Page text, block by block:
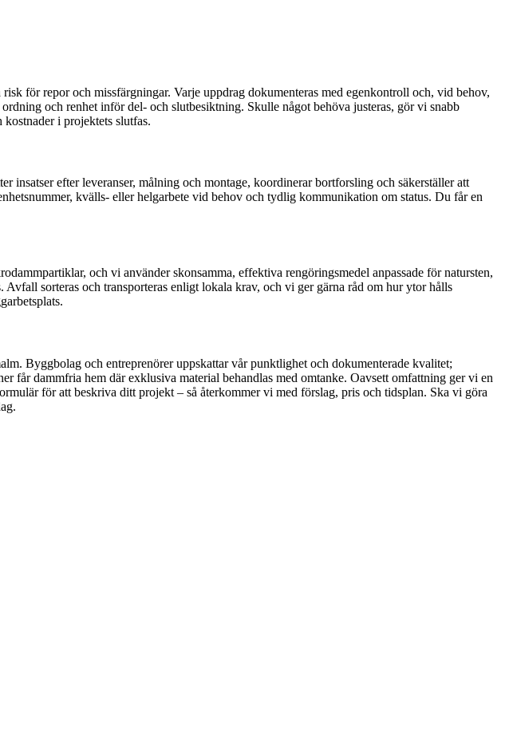
för repor och missfärgningar. Varje uppdrag dokumenteras med egenkontroll och, vid behov,
och renhet inför del- och slutbesiktning. Skulle något behöva justeras, gör vi snabb
i projektets slutfas.
efter leveranser, målning och montage, koordinerar bortforsling och säkerställer att
kvälls- eller helgarbete vid behov och tydlig kommunikation om status. Du får en
och vi använder skonsamma, effektiva rengöringsmedel anpassade för natursten,
sorteras och transporteras enligt lokala krav, och vi ger gärna råd om hur ytor hålls
Byggbolag och entreprenörer uppskattar vår punktlighet och dokumenterade kvalitet;
får dammfria hem där exklusiva material behandlas med omtanke. Oavsett omfattning ger vi en
för att beskriva ditt projekt – så återkommer vi med förslag, pris och tidsplan. Ska vi göra